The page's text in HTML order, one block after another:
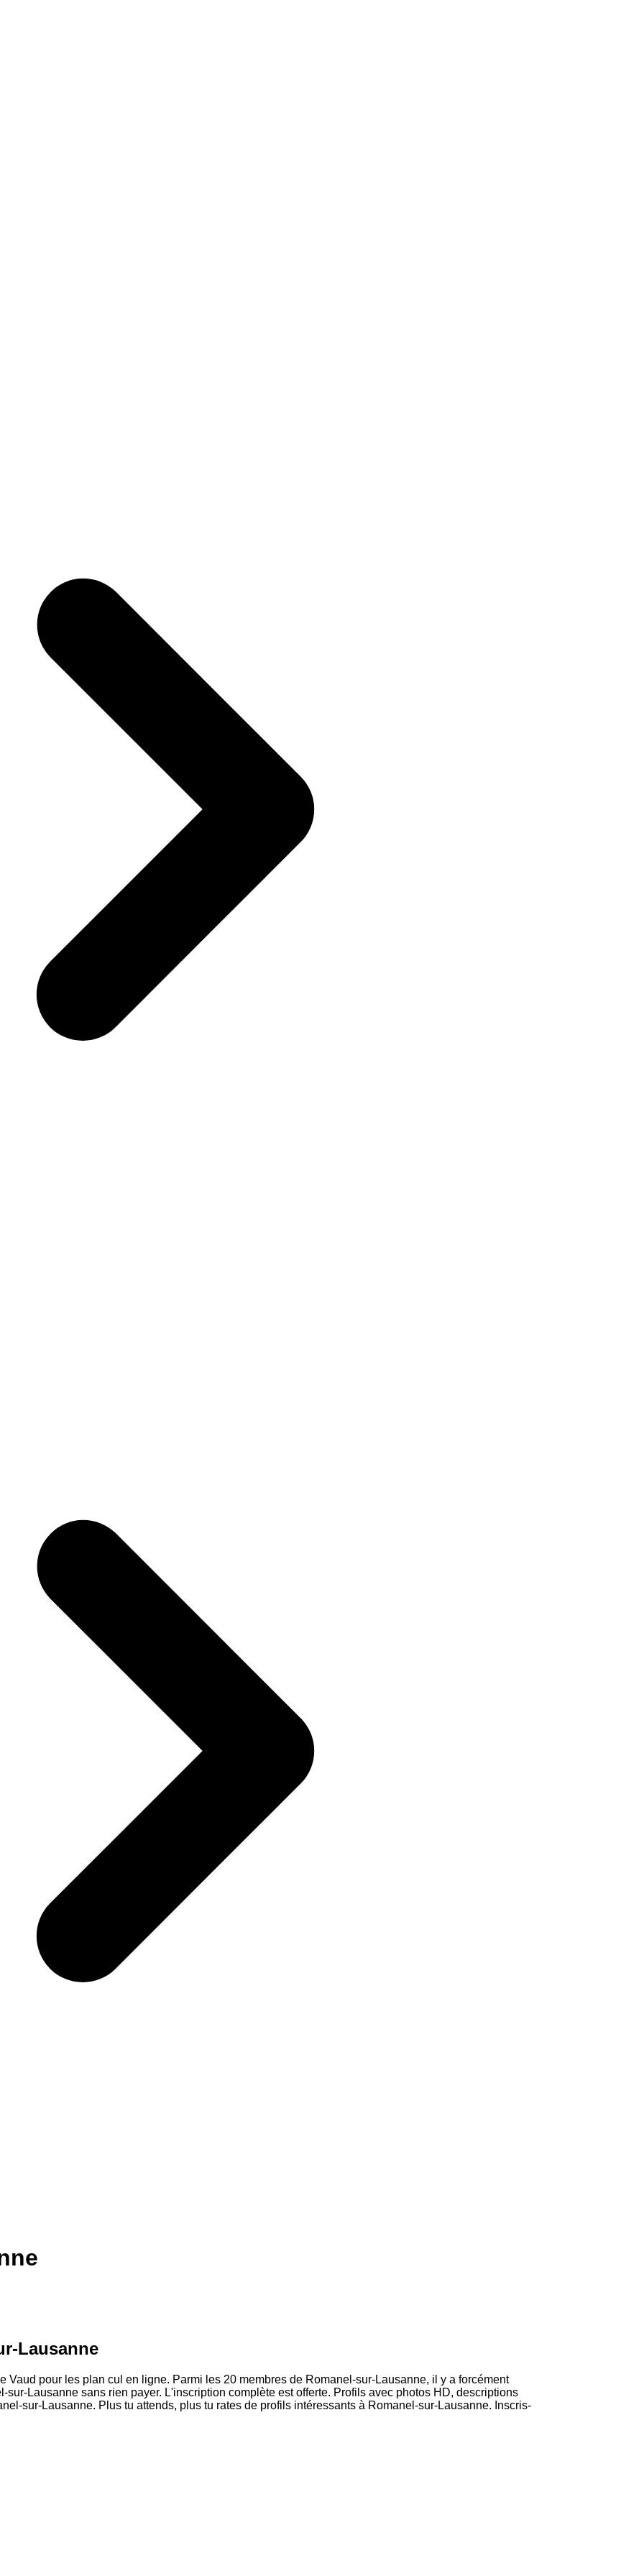
Lausanne
Vaud pour les plan cul en ligne. Parmi les 20 membres de Romanel-sur-Lausanne, il y a forcément
Lausanne sans rien payer. L'inscription complète est offerte. Profils avec photos HD, descriptions
sur-Lausanne. Plus tu attends, plus tu rates de profils intéressants à Romanel-sur-Lausanne. Inscris-